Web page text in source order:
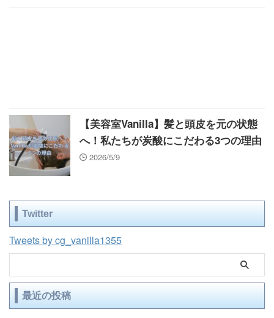
【美容室Vanilla】髪と頭皮を元の状態
へ！私たちが炭酸にこだわる3つの理由
2026/5/9
Twitter
Tweets by cg_vanilla1355
最近の投稿